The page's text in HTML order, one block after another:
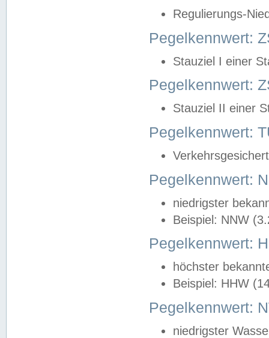
Regulierungs-
Pegelkennwert:
Stauziel I einer
Pegelkennwert:
Stauziel II einer
Pegelkennwert:
Pegelkennwert:
niedrigster
Beispiel: NNW
Pegelkennwert:
höchster
Beispiel: HHW
Pegelkennwert:
niedrigster